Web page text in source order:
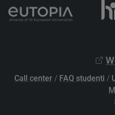
Call center / FAQ studenti /